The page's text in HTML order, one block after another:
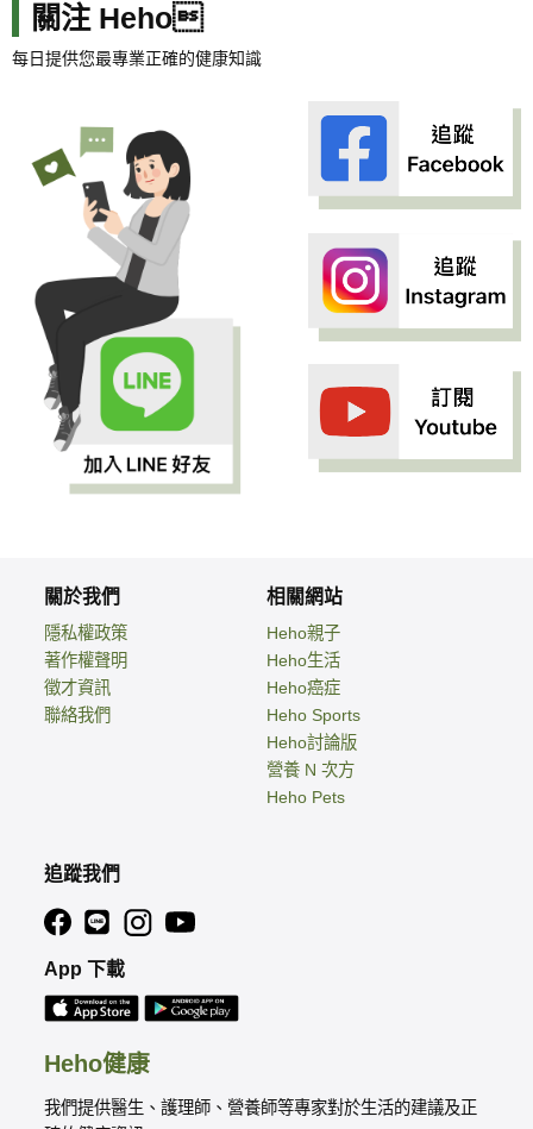
關注 Heho
每日提供您最專業正確的健康知識
Heho健康
我們提供醫生、護理師、營養師等專家對於生活的建議及正
關於我們
隱私權政策
著作權聲明
徵才資訊
聯絡我們
相關網站
Heho親子
Heho生活
Heho癌症
Heho Sports
Heho討論版
營養 N 次方
Heho Pets
追蹤我們
App 下載